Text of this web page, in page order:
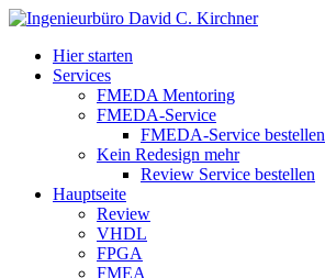
Hier starten
Services
FMEDA Mentoring
FMEDA-Service
FMEDA-Service bestellen
Kein Redesign mehr
Review Service bestellen
Hauptseite
Review
VHDL
FPGA
FMEA